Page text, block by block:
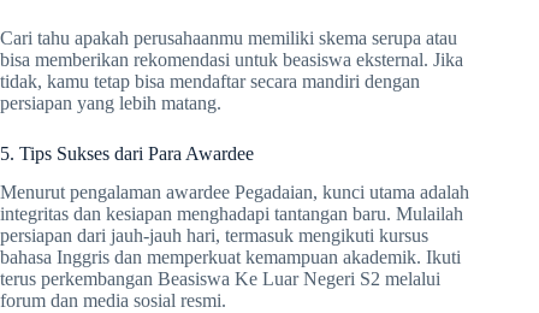
Cari tahu apakah perusahaanmu memiliki skema serupa atau
bisa memberikan rekomendasi untuk beasiswa eksternal. Jika
tidak, kamu tetap bisa mendaftar secara mandiri dengan
persiapan yang lebih matang.
5. Tips Sukses dari Para Awardee
Menurut pengalaman awardee Pegadaian, kunci utama adalah
integritas dan kesiapan menghadapi tantangan baru. Mulailah
persiapan dari jauh-jauh hari, termasuk mengikuti kursus
bahasa Inggris dan memperkuat kemampuan akademik. Ikuti
terus perkembangan Beasiswa Ke Luar Negeri S2 melalui
forum dan media sosial resmi.